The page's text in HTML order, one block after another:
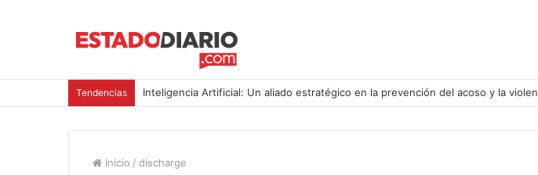
Tendencias Inteligencia Artificial: Un aliado estratégico en la prevención del acoso y la
Inicio / discharge